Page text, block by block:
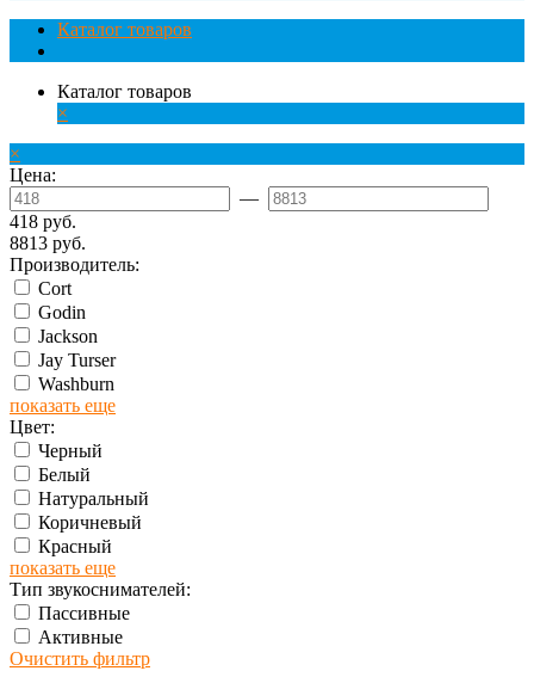
Каталог товаров
Каталог товаров
×
×
Цена:
—
418 руб.
8813 руб.
Производитель:
Cort
Godin
Jackson
Jay Turser
Washburn
показать еще
Цвет:
Черный
Белый
Натуральный
Коричневый
Красный
показать еще
Тип звукоснимателей:
Пассивные
Активные
Очистить фильтр